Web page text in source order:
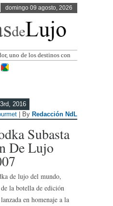
domingo 09 agosto, 2026
uno de los destinos con
de Centroamérica
2016
| By Redacción NdL
Subasta
De Lujo
de lujo del mundo,
de la botella de edición
en homenaje a la